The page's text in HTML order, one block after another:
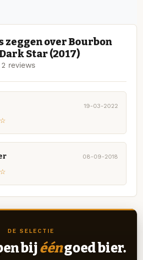
over Bourbon
Star (2017)
reviews
19-03-2022
08-09-2018
DE SELECTIE
bij ééngoed bier.